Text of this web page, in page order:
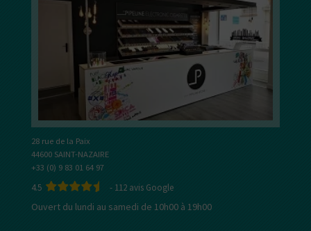
28 rue de la Paix
44600 SAINT-NAZAIRE
+33 (0) 9 83 01 64 97
4.5 - 112 avis Google
Ouvert du lundi au samedi de 10h00 à 19h00